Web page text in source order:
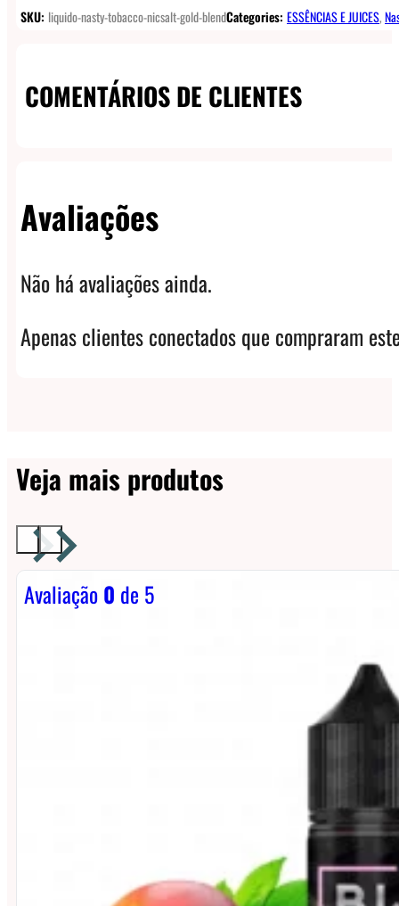
SKU: liquido-nasty-tobacco-nicsalt-gold-blendCategories: ESSÊNCIAS E JUICES,
COMENTÁRIOS DE CLIENTES
Avaliações
Não há avaliações ainda.
Apenas clientes conectados que compraram
Veja mais produtos
Avaliação0 de 5